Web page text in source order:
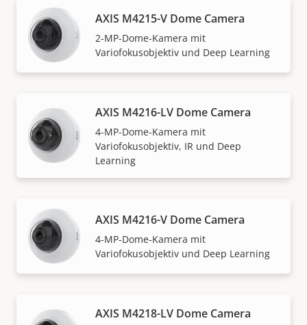
AXIS M4215-V Dome Camera
2-MP-Dome-Kamera mit
Variofokusobjektiv und Deep Learning
AXIS M4216-LV Dome Camera
4-MP-Dome-Kamera mit
Variofokusobjektiv, IR und Deep
Learning
AXIS M4216-V Dome Camera
4-MP-Dome-Kamera mit
Variofokusobjektiv und Deep Learning
AXIS M4218-LV Dome Camera